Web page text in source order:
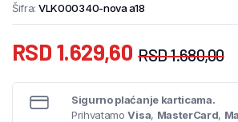
Šifra: VLK000340-nova a18
RSD1.680,00
RSD 1.629,60
Sigurno plaćanje karticama.
PrihvatamoVisa, MasterCard,